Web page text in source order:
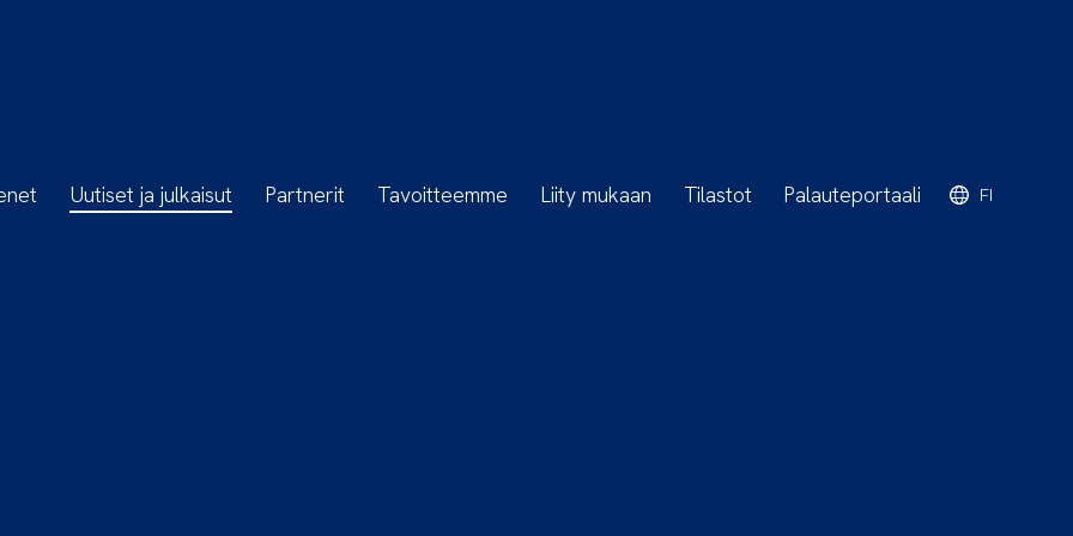
Uutiset ja julkaisut Partnerit Tavoitteemme Liity mukaan Tilastot Palauteportaali FI